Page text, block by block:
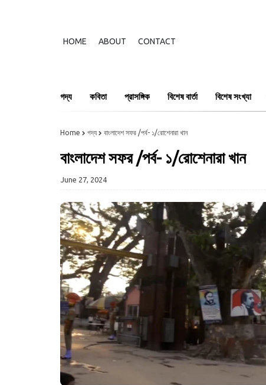
HOME ABOUT CONTACT
গদ্য কবিতা প্রাসঙ্গিক বিশেষ বার্তা বিশেষ সংখ্যা
Home গদ্য বাংলাদেশ সফর /পর্ব- ১/রোশেনারা খান
বাংলাদেশ সফর /পর্ব- ১/রোশেনারা খান
June 27, 2024